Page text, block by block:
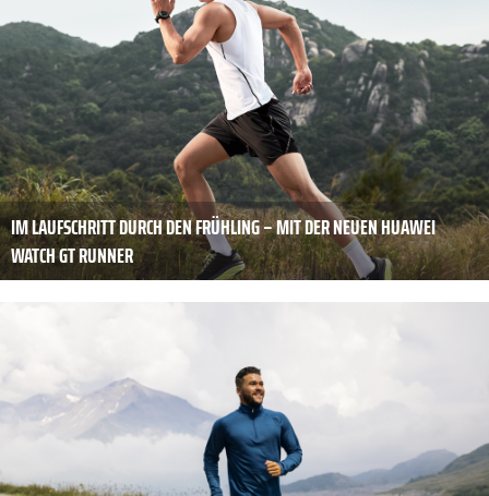
IM LAUFSCHRITT DURCH DEN FRÜHLING – MIT DER NEUEN HUAWEI
WATCH GT RUNNER